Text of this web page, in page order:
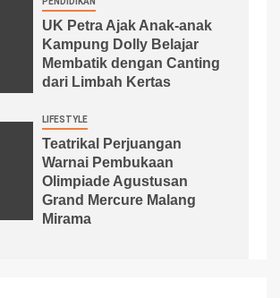
UK Petra Ajak Anak-anak
Kampung Dolly Belajar
Membatik dengan Canting
dari Limbah Kertas
LIFESTYLE
Teatrikal Perjuangan
Warnai Pembukaan
Olimpiade Agustusan
Grand Mercure Malang
Mirama